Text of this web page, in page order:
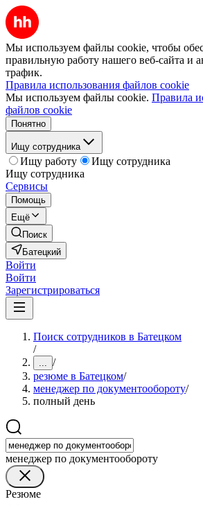
Мы используем файлы cookie, чтобы
правильную работу нашего веб-сайта и
трафик.
Правила использования файлов cookie
Мы используем файлы cookie. Правила
файлов cookie
Понятно
Ищу сотрудника
Ищу работу
Ищу сотрудника
Ищу сотрудника
Сервисы
Помощь
Ещё
Поиск
Батецкий
Войти
Войти
Зарегистрироваться
Поиск сотрудников в Батецком
/
... /
резюме в Батецком/
менеджер по документообороту/
полный день
менеджер по документообороту
Резюме